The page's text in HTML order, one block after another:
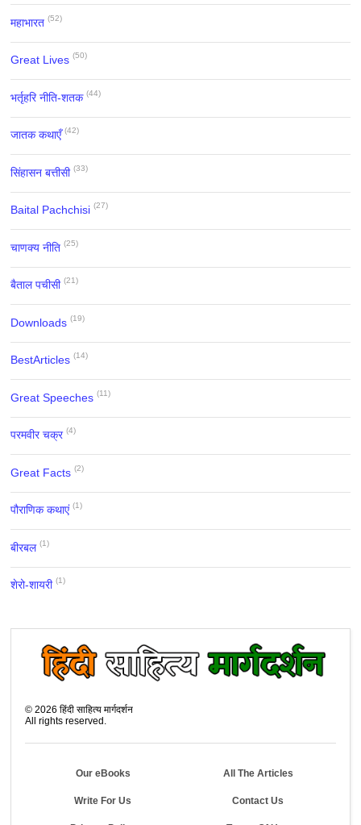
महाभारत (52)
Great Lives (50)
भर्तृहरि नीति-शतक (44)
जातक कथाएँ (42)
सिंहासन बत्तीसी (33)
Baital Pachchisi (27)
चाणक्य नीति (25)
बैताल पचीसी (21)
Downloads (19)
BestArticles (14)
Great Speeches (11)
परमवीर चक्र (4)
Great Facts (2)
पौराणिक कथाएं (1)
बीरबल (1)
शेरो-शायरी (1)
©2026 हिंदी साहित्य मार्गदर्शन
All rights reserved.
Our eBooks All The Articles
Write For Us Contact Us